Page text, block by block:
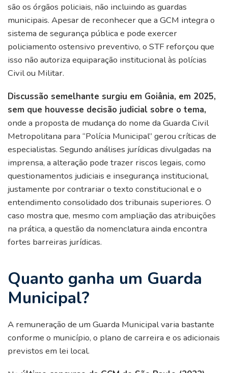
são os órgãos policiais, não incluindo as guardas
municipais. Apesar de reconhecer que a GCM integra o
sistema de segurança pública e pode exercer
policiamento ostensivo preventivo, o STF reforçou que
isso não autoriza equiparação institucional às polícias
Civil ou Militar.
Discussão semelhante surgiu em Goiânia, em 2025,
sem que houvesse decisão judicial sobre o tema,
onde a proposta de mudança do nome da Guarda Civil
Metropolitana para “Polícia Municipal” gerou críticas de
especialistas. Segundo análises jurídicas divulgadas na
imprensa, a alteração pode trazer riscos legais, como
questionamentos judiciais e insegurança institucional,
justamente por contrariar o texto constitucional e o
entendimento consolidado dos tribunais superiores. O
caso mostra que, mesmo com ampliação das atribuições
na prática, a questão da nomenclatura ainda encontra
fortes barreiras jurídicas.
Quanto ganha um Guarda
Municipal?
A remuneração de um Guarda Municipal varia bastante
conforme o município, o plano de carreira e os adicionais
previstos em lei local.